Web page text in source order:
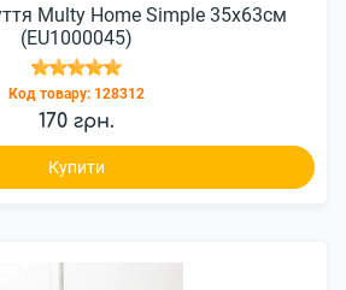
Multy Home Simple 35x63см
(EU1000045)
Код товару: 128312
170 грн.
Купити